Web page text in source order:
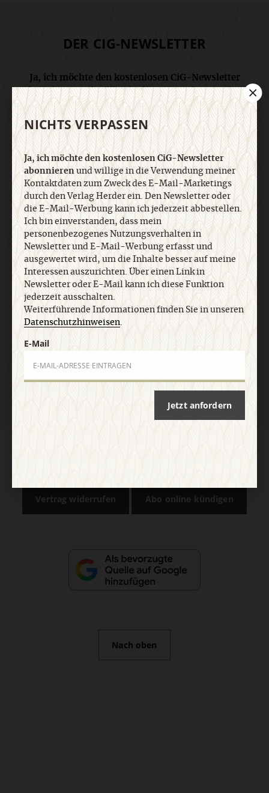
DER CIG-NEWSLETTER
Ja, ich möchte den kostenlosen CiG-Newsletter
abonnierenund willige in die Verwendung meiner
Kontaktdaten zum Zweck des E-Mail-Marketings
durch den Verlag Herder ein. Den Newsletter oder
die E-Mail-Werbung kann ich jederzeit abbestellen.
Ich bin einverstanden, dass mein
personenbezogenes Nutzungsverhalten in
Newsletter und E-Mail-Werbung erfasst und
ausgewertet wird, um die Inhalte besser auf meine
Interessen auszurichten. Über einen Link in
Newsletter oder E-Mail kann ich diese Funktion
jederzeit ausschalten. Weiterführende
Informationen finden Sie in unseren
Datenschutzhinweisen.
E-Mail
Jetzt anmelden
Vertrag widerrufen Abo online kündigen
Nach oben
NICHTS VERPASSEN
Ja, ich möchte den kostenlosen CiG-Newsletter
abonnierenund willige in die Verwendung meiner
Kontaktdaten zum Zweck des E-Mail-Marketings
durch den Verlag Herder ein. Den Newsletter oder
die E-Mail-Werbung kann ich jederzeit abbestellen.
Ich bin einverstanden, dass mein
personenbezogenes Nutzungsverhalten in
Newsletter und E-Mail-Werbung erfasst und
ausgewertet wird, um die Inhalte besser auf meine
Interessen auszurichten. Über einen Link in
Newsletter oder E-Mail kann ich diese Funktion
jederzeit ausschalten.
Weiterführende Informationen finden Sie in unseren
Datenschutzhinweisen.
E-Mail
Jetzt anfordern